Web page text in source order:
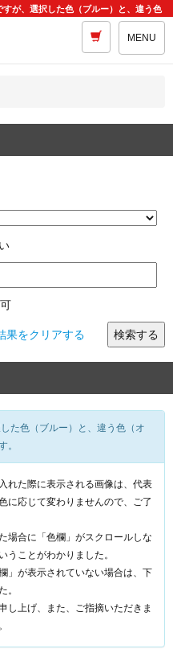
が、選択した色（ブルー）と、違う色
されてしまいます。
MENU
果をクリアする
た色（ブルー）と、違う色（オ
。
れた際に表示される画像は、代表
に応じて変わりませんので、ご了
場合に「色欄」がスクロールしな
うことがわかりました。
」が表示されていない場合は、下
。
し上げ、また、ご指摘いただきま